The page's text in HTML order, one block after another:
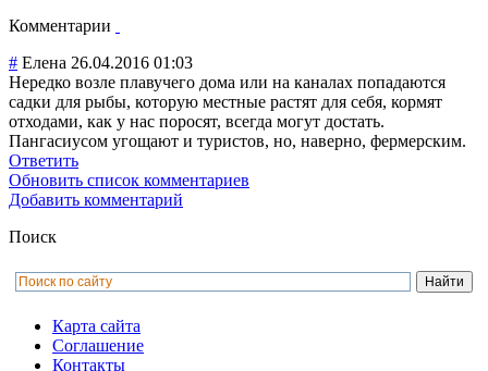
Комментарии
# Елена 26.04.2016 01:03
Нередко возле плавучего дома или на каналах попадаются
садки для рыбы, которую местные растят для себя, кормят
отходами, как у нас поросят, всегда могут достать.
Пангасиусом угощают и туристов, но, наверно, фермерским.
Ответить
Обновить список комментариев
Добавить комментарий
Поиск
Карта сайта
Соглашение
Контакты